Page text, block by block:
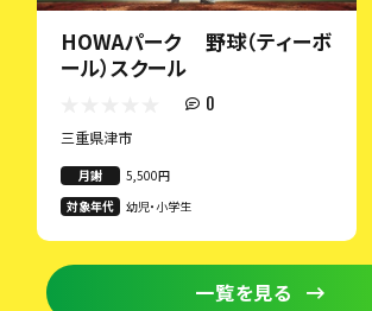
HOWAパーク 野球（ティーボ
ール）スクール
0
三重県津市
月謝
5,500円
対象年代
幼児・小学生
一覧を見る